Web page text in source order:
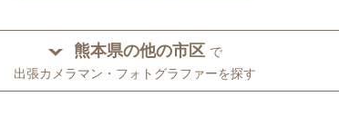
熊本県の他の市区 で
出張カメラマン・フォトグラファーを探す